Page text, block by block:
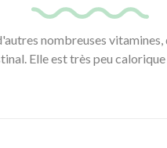
nombreuses
Elle est très peu